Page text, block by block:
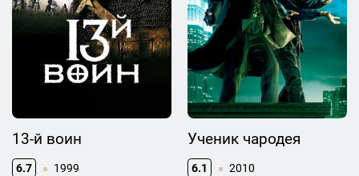
13-й воин
6.7 1999
Ученик чародея
6.1 2010